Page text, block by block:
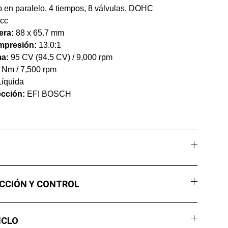
paralelo, 4 tiempos, 8 válvulas, DOHC
88 x 65.7 mm
13.0:1
95 CV (94.5 CV) / 9,000 rpm
/ 7,500 rpm
EFI BOSCH
Y CONTROL